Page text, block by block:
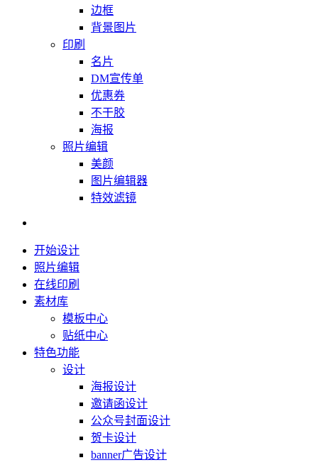
边框
背景图片
印刷
名片
DM宣传单
优惠券
不干胶
海报
照片编辑
美颜
图片编辑器
特效滤镜
开始设计
照片编辑
在线印刷
素材库
模板中心
贴纸中心
特色功能
设计
海报设计
邀请函设计
公众号封面设计
贺卡设计
banner广告设计